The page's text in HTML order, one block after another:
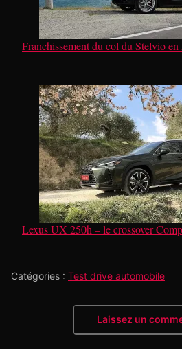
Franchissement du col du Stelvio
Lexus UX 250h – le crossover
Catégories : Test drive automobile
Laissez un